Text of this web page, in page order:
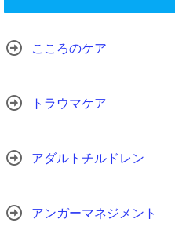
こころのケア
トラウマケア
アダルトチルドレン
アンガーマネジメント